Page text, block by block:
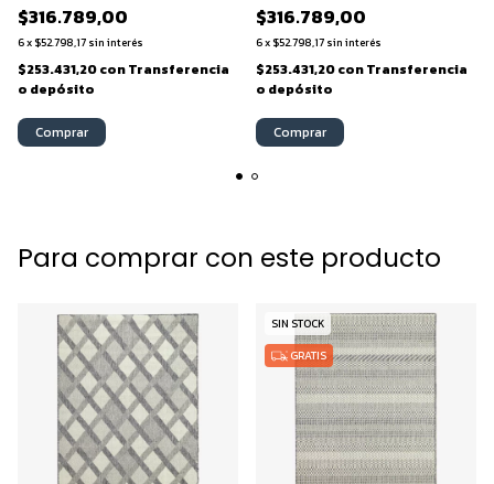
$316.789,00
6x $52.798,17 sin interés
$253.431,20conTransferencia
o depósito
Comprar
$316.789,00
6x $52.798,17 sin interés
$253.431,20conTransferencia
o depósito
Comprar
Para comprar con este producto
SIN STOCK
GRATIS